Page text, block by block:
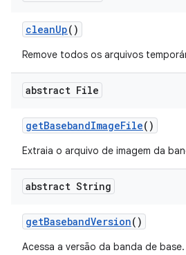
cleanUp()
Remove todos os arquivos
abstract File
getBasebandImageFile()
Extraia o arquivo de imagem da
abstract String
getBasebandVersion()
Acessa a versão da banda de base.